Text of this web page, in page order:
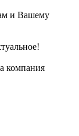
и Вашему
компания